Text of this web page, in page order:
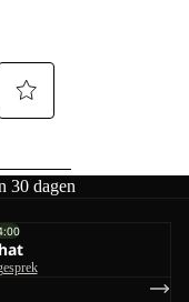
30 dagen